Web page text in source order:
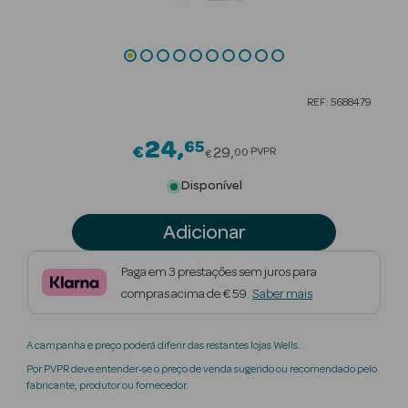
Cuidados de
Beauty Season
Nutricosmética
Perfumes
Beauty Season
REF: 5688479
€24 65Price reduced from
€29 00 PVPR
Disponível
Adicionar
Paga em 3 prestações sem juros para
compras acima de € 59. Saber mais
A campanha e preço poderá diferir das restantes lojas Wells.
Por PVPR deve entender-se o preço de venda sugerido ou recomendado pelo
fabricante, produtor ou fornecedor.